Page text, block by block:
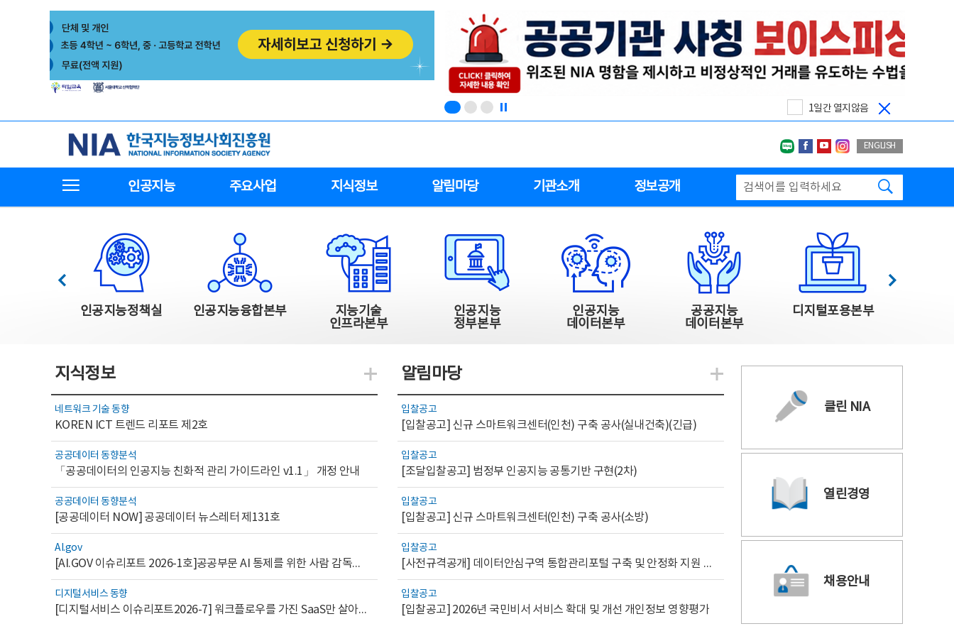
1일간 열지않음
한국지능정보사회진흥원
네이버블로그
페이스북
유투브인스타그랩
ENGLISH
인공지능 주요사업 지식정보 알림마당 기관소개 정보공개
한국지능정보사회진흥원 주요사업
인공지능정책실 인공지능융합본부
지능기술
인프라본부
인공지능
정부본부
인공지능
데이터본부
공공지능
데이터본부
디지털포용본부
이전 다음
지식정보
네트워크 기술 동향
KOREN ICT 트렌드 리포트 제2호
공공데이터 동향분석
「공공데이터의 인공지능 친화적 관리 가이드라인 v1.1」 개정 안내
공공데이터 동향분석
[공공데이터 NOW] 공공데이터 뉴스레터 제131호
AI.gov
[AI.GOV 이슈리포트 2026-1호]공공부문 AI 통제를 위한 사람 감독의 해외 사례 분석 및 시사점
디지털서비스 동향
[디지털서비스 이슈리포트2026-7] 워크플로우를 가진 SaaS만 살아남는다
지식관련 더보기
알림마당
입찰공고
[입찰공고] 신규 스마트워크센터(인천) 구축 공사(실내건축)(긴급)
입찰공고
[조달입찰공고] 범정부 인공지능 공통기반 구현(2차)
입찰공고
[입찰공고] 신규 스마트워크센터(인천) 구축 공사(소방)
입찰공고
[사전규격공개] 데이터안심구역 통합관리포털 구축 및 안정화 지원 사업 위탁감리
입찰공고
[입찰공고] 2026년 국민비서 서비스 확대 및 개선 개인정보 영향평가
알림관련 더보기
클린 NIA
열린경영
채용안내